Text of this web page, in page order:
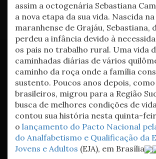
assim a octogenária Sebastiana
a nova etapa da sua vida. Nascida
maranhense de Grajáu, Sebastiana,
perdeu a infância devido à
os pais no trabalho rural. Uma vida
caminhadas diárias de vários
caminho da roça onde a família
sustento. Poucos anos depois,
brasileiros, migrou para a Região
busca de melhores condições de
contou sua história nesta quinta-
o lançamento do Pacto Nacional
do Analfabetismo e Qualificação da
Jovens e Adultos (EJA), em Brasília